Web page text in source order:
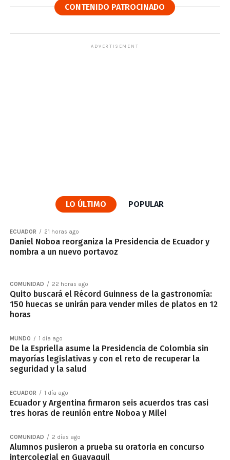
CONTENIDO PATROCINADO
ADVERTISEMENT
LO ÚLTIMO POPULAR
ECUADOR 21 horas ago
Daniel Noboa reorganiza la Presidencia de Ecuador y
nombra a un nuevo portavoz
COMUNIDAD 22 horas ago
Quito buscará el Récord Guinness de la gastronomía:
150 huecas se unirán para vender miles de platos en 12
horas
MUNDO 1 día ago
De la Espriella asume la Presidencia de Colombia sin
mayorías legislativas y con el reto de recuperar la
seguridad y la salud
ECUADOR 1 día ago
Ecuador y Argentina firmaron seis acuerdos tras casi
tres horas de reunión entre Noboa y Milei
COMUNIDAD 2 días ago
Alumnos pusieron a prueba su oratoria en concurso
intercolegial en Guayaquil